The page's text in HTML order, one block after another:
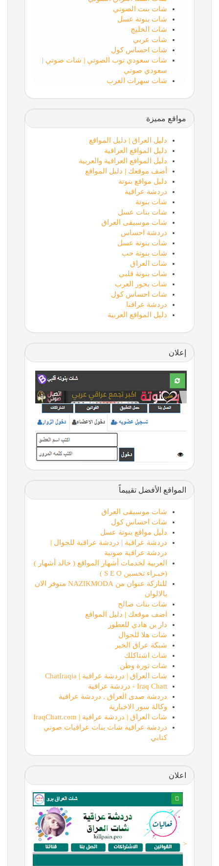
شات بنت الصوتي
شات بنوتة عسل
شات الخليج
شات عربي
شات احساس كول
شات سعودي توب الصوتي | شات صوتي |
سعودي صوتي
شات سهرات العرب
مواقع مميزة
دليل العراق | دليل المواقع
دليل المواقع العراقية
دليل المواقع العراقية والعربية
أضف موقعك | دليل المواقع
دليل مواقع بنوتة
دردشة عراقية
شات بنوتة
شات بنات عسل
شات موسيقى العراق
دردشة احساس
شات بنوتة عسل
شات بنوتة حب
شات العراق
شات بنوتة قلبي
شات بحور العرب
شات احساس كول
دردشة عراقنا
دليل المواقع العربية
إعلان
المواقع الأفضل تقييماً
شات موسيقى العراق
شات احساس كول
دليل مواقع بنوتة عسل
دردشة عراقية | دردشة عراقية للجوال |
دردشة عراقية صوتية
العربية لخدمات أشهار المواقع ( خالد أشهار )
(خبـراء تحسين S E O )
للنازكة عنوان من NAZIKMODA متوفر الان
بالالوان
شات بنات صالح
اضف موقعك | دليل المواقع
دار بن هادي للعطور
شات هلا للجوال
شبكة عراق الخير
شات اشتاكلك
شات ثورة وطن
شات العراق | دردشة عراقية | ChatIraqia
Iraq Chatt - دردشة عراقية
دردشة صدى العراق , دردشة عراقية
وكالة سور الاخبارية
شات العراق | دردشة عراقية | IraqChatt.com
دردشة عراقية شات بنات عراقيات صوتي
كتابي
اعلان
<